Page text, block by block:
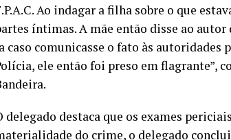
Ao indagar a filha sobre o que
íntimas. A mãe então disse ao
caso comunicasse o fato às
ele então foi preso em flagrante”,
delegado destaca que os exames
do crime, o delegado